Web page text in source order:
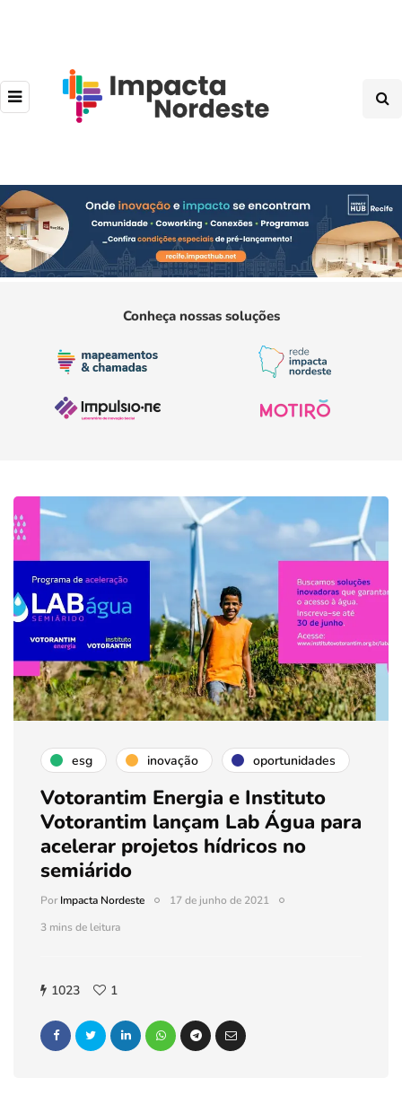
Conheça nossas soluções
esg inovação oportunidades
Votorantim Energia e Instituto
Votorantim lançam Lab Água para
acelerar projetos hídricos no
semiárido
PorImpacta Nordeste
17 de junho de 2021
3 mins de leitura
1023 1